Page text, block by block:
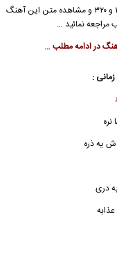
با کیفیت ۱۲۸ و ۳۲۰ و مشاهده متن این آهنگ
مراجعه نمائید …
در ادامه مطلب …
:
نره
یه ذره
دری